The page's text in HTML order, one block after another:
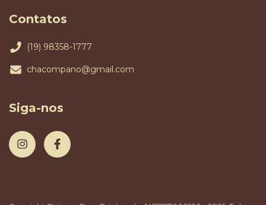
Contatos
(19) 98358-1777
chacompano@gmail.com
Siga-nos